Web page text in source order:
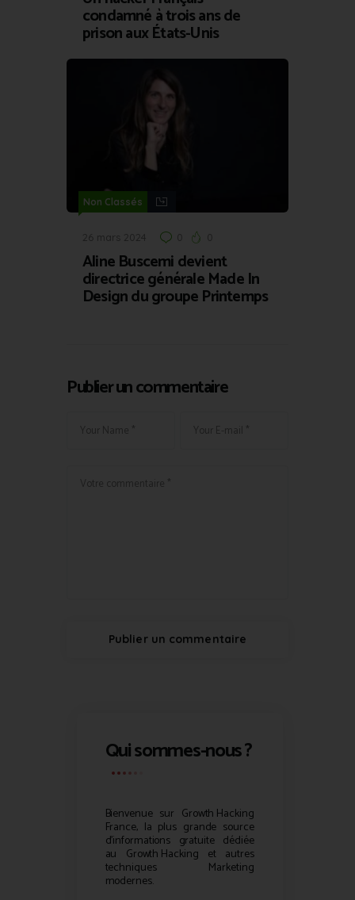
condamné à trois ans de
prison aux États-Unis
Non Classés
26 mars 2024 0 0
Aline Buscemi devient
directrice générale Made In
Design du groupe Printemps
Publier un commentaire
Qui sommes-nous ?
Bienvenue sur Growth Hacking
France, la plus grande source
d’informations gratuite dédiée
au Growth Hacking et autres
techniques Marketing
modernes.